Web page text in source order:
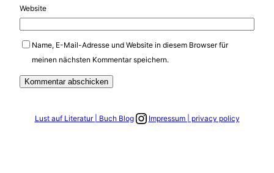
Website
Name, E-Mail-Adresse und Website in diesem Browser für
meinen nächsten Kommentar speichern.
Lust auf Literatur | Buch BlogLink zum Instagram Account
Impressum | privacy policy